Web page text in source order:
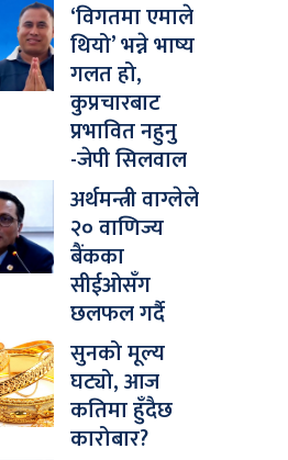
‘विगतमा एमाले
थियो’ भन्ने भाष्य
गलत हो,
कुप्रचारबाट
प्रभावित नहुनु
-जेपी सिलवाल
अर्थमन्त्री वाग्लेले
२० वाणिज्य
बैंकका
सीईओसँग
छलफल गर्दै
सुनको मूल्य
घट्यो, आज
कतिमा हुँदैछ
कारोबार?